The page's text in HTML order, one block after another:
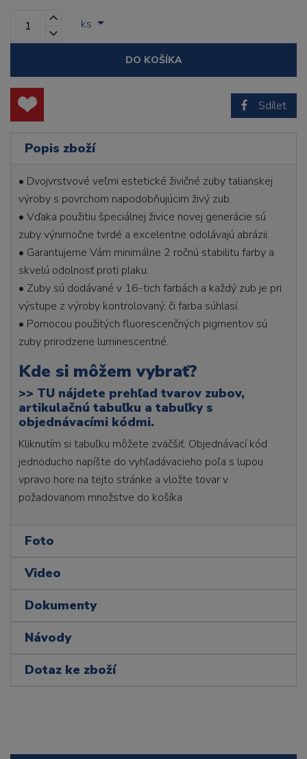
ks
DO KOŠÍKA
Sdílet
Popis zboží
• Dvojvrstvové veľmi estetické živičné zuby talianskej
výroby s povrchom napodobňujúcim živý zub.
• Vďaka použitiu špeciálnej živice novej generácie sú
zuby výnimočne tvrdé a excelentne odolávajú abrázii.
• Garantujeme Vám minimálne 2 ročnú stabilitu farby a
skvelú odolnosť proti plaku.
• Zuby sú dodávané v 16-tich farbách a každý zub je pri
výstupe z výroby kontrolovaný, či farba súhlasí.
• Pomocou použitých fluorescenčných pigmentov sú
zuby prirodzene luminescentné.
Kde si môžem vybrať?
>> TU nájdete prehľad tvarov zubov,
artikulačnú tabuľku a tabuľky s
objednávacími kódmi.
Kliknutím si tabuľku môžete zväčšiť. Objednávací kód
jednoducho napíšte do vyhľadávacieho poľa s lupou
vpravo hore na tejto stránke a vložte tovar v
požadovanom množstve do košíka
Foto
Video
Dokumenty
Návody
Dotaz ke zboží